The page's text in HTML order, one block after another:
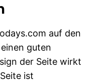
auf den
guten
der Seite wirkt
ist